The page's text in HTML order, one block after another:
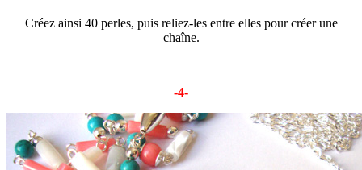
Créez ainsi 40 perles, puis reliez-les entre elles pour créer une
chaîne.
-4-